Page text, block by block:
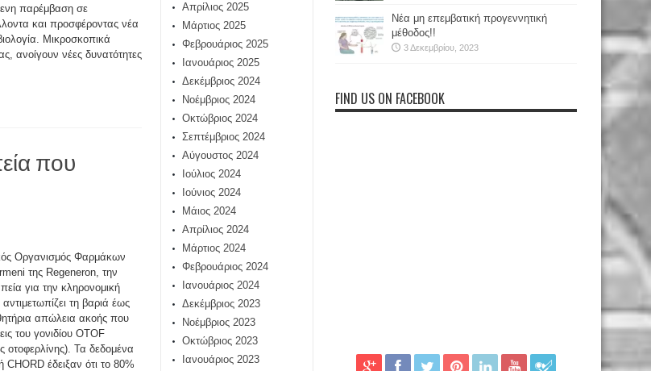
παρέμβαση σε
και προσφέροντας νέα
Μικροσκοπικά
ανοίγουν νέες δυνατότητες
που
Οργανισμός Φαρμάκων
της Regeneron, την
για την κληρονομική
τη βαριά έως
απώλεια ακοής που
του γονιδίου OTOF
οτοφερλίνης). Τα δεδομένα
CHORD έδειξαν ότι το 80%
Απρίλιος 2025
Μάρτιος 2025
Φεβρουάριος 2025
Ιανουάριος 2025
Δεκέμβριος 2024
Νοέμβριος 2024
Οκτώβριος 2024
Σεπτέμβριος 2024
Αύγουστος 2024
Ιούλιος 2024
Ιούνιος 2024
Μάιος 2024
Απρίλιος 2024
Μάρτιος 2024
Φεβρουάριος 2024
Ιανουάριος 2024
Δεκέμβριος 2023
Νοέμβριος 2023
Οκτώβριος 2023
Ιανουάριος 2023
Νέα μη επεμβατική προγεννητική
μέθοδος!!
3 Δεκεμβρίου, 2023
FIND US ON FACEBOOK